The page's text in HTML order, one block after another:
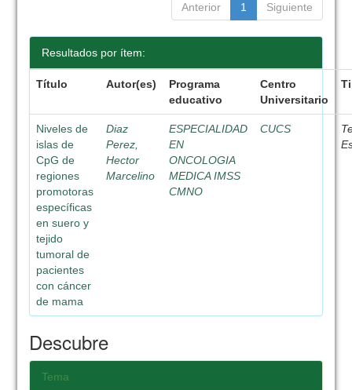
Anterior 1 Siguiente
Resultados por ítem:
Título Autor(es)
Programa
educativo
Centro
Universitario
Niveles de
islas de
CpG de
regiones
promotoras
específicas
en suero y
tejido
tumoral de
pacientes
con cáncer
de mama
Diaz
Perez,
Hector
Marcelino
ESPECIALIDAD
EN
ONCOLOGIA
MEDICA IMSS
CMNO
CUCS
Descubre
Tema